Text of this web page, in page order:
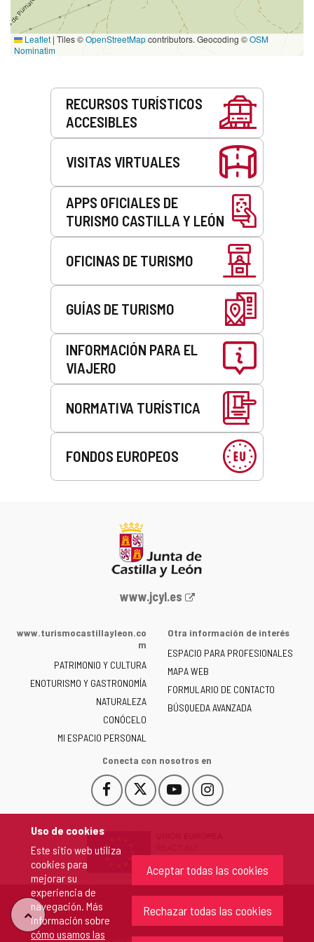
Uso de cookies
Este sitio web utiliza
cookies para
mejorar su
experiencia de
navegación. Más
información sobre
cómo usamos las
Aceptar todas las cookies
Rechazar todas las cookies
Leaflet | Tiles ©OpenStreetMapcontributors. Geocoding ©OSM
Nominatim
RECURSOS TURÍSTICOS
ACCESIBLES
VISITAS VIRTUALES
APPS OFICIALES DE
TURISMO CASTILLA Y LEÓN
OFICINAS DE TURISMO
GUÍAS DE TURISMO
INFORMACIÓN PARA EL
VIAJERO
NORMATIVA TURÍSTICA
FONDOS EUROPEOS
Portal
la
de
Castilla
y
León
-
www.jcyl.es
www.turismocastillayleon.co
m
PATRIMONIO Y CULTURA
ENOTURISMO Y GASTRONOMÍA
NATURALEZA
CONÓCELO
MI ESPACIO PERSONAL
Otra información de interés
ESPACIO PARA PROFESIONALES
MAPA WEB
FORMULARIO DE CONTACTO
BÚSQUEDA AVANZADA
Conecta con nosotros en
Facebook
Este
enlace
en
nueva.
Este
enlace
una
ventana
nueva.
YouTube
Este
enlace
una
nueva.
Instagram
Este
enlace
una
nueva.
"Volver